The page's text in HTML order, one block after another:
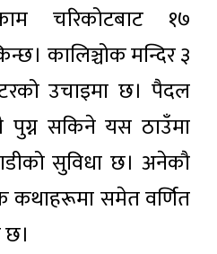
चरिकोटबाट १७
कालिञ्चोक मन्दिर ३
उचाइमा छ। पैदल
पुग्न सकिने यस ठाउँमा
सुविधा छ। अनेकौ
कथाहरूमा समेत वर्णित